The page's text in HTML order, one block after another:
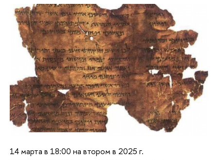
14 марта в 18:00 на втором в 2025 г.